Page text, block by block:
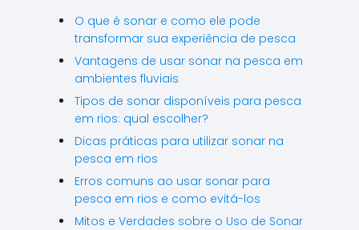
O que é sonar e como ele pode
transformar sua experiência de pesca
Vantagens de usar sonar na pesca em
ambientes fluviais
Tipos de sonar disponíveis para pesca
em rios: qual escolher?
Dicas práticas para utilizar sonar na
pesca em rios
Erros comuns ao usar sonar para
pesca em rios e como evitá-los
Mitos e Verdades sobre o Uso de Sonar